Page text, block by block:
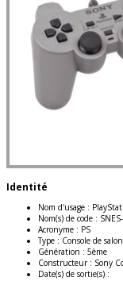
Identité
Nom d'usage :
Nom(s) de code :
Acronyme : PS
Type : Console de salon
Génération : 5ème
Constructeur : Sony
Date(s) de sortie(s) :